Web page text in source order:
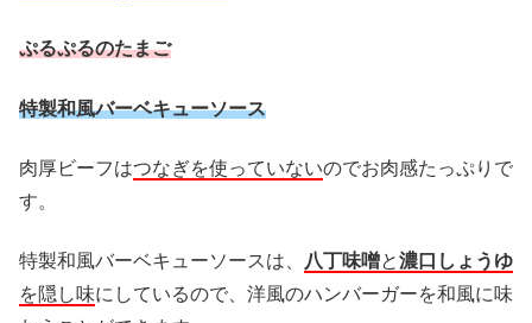
ぷるぷるのたまご
特製和風バーベキューソース
肉厚ビーフはつなぎを使っていないのでお肉感たっぷりで
す。
特製和風バーベキューソースは、 八丁味噌と濃口しょうゆ
を隠し味にしているので、洋風のハンバーガーを和風に味